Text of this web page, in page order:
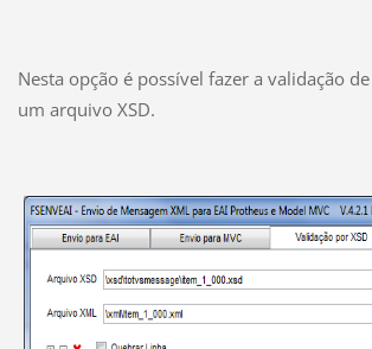
Nesta opção é possível fazer a validação
um arquivo XSD.